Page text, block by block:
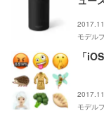
モデル
「
モデル